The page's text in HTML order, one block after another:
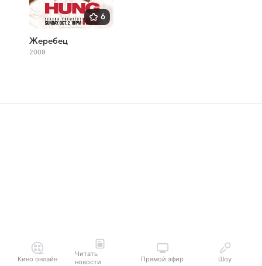
6
Жеребец
2009
Кино онлайн
Читать
новости
Прямой эфир Шоу